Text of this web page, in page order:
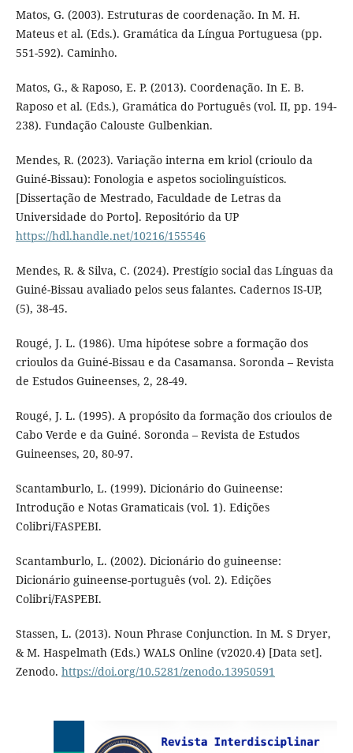
Matos, G. (2003). Estruturas de coordenação. In M. H.
Mateus et al. (Eds.). Gramática da Língua Portuguesa (pp.
551-592). Caminho.
Matos, G., & Raposo, E. P. (2013). Coordenação. In E. B.
Raposo et al. (Eds.), Gramática do Português (vol. II, pp. 194-
238). Fundação Calouste Gulbenkian.
Mendes, R. (2023). Variação interna em kriol (crioulo da
Guiné-Bissau): Fonologia e aspetos sociolinguísticos.
[Dissertação de Mestrado, Faculdade de Letras da
Universidade do Porto]. Repositório da UP
https://hdl.handle.net/10216/155546
Mendes, R. & Silva, C. (2024). Prestígio social das Línguas da
Guiné-Bissau avaliado pelos seus falantes. Cadernos IS-UP,
(5), 38-45.
Rougé, J. L. (1986). Uma hipótese sobre a formação dos
crioulos da Guiné-Bissau e da Casamansa. Soronda – Revista
de Estudos Guineenses, 2, 28-49.
Rougé, J. L. (1995). A propósito da formação dos crioulos de
Cabo Verde e da Guiné. Soronda – Revista de Estudos
Guineenses, 20, 80-97.
Scantamburlo, L. (1999). Dicionário do Guineense:
Introdução e Notas Gramaticais (vol. 1). Edições
Colibri/FASPEBI.
Scantamburlo, L. (2002). Dicionário do guineense:
Dicionário guineense-português (vol. 2). Edições
Colibri/FASPEBI.
Stassen, L. (2013). Noun Phrase Conjunction. In M. S Dryer,
& M. Haspelmath (Eds.) WALS Online (v2020.4) [Data set].
Zenodo. https://doi.org/10.5281/zenodo.13950591